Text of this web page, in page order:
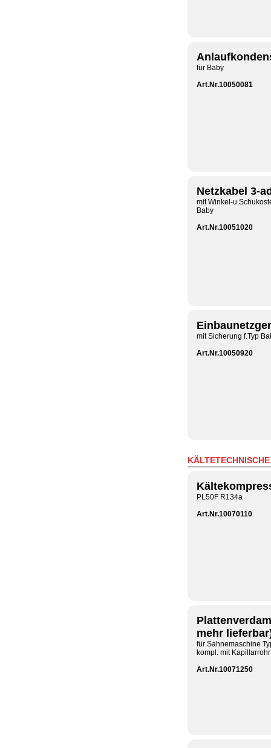
für Baby
Art.Nr.10050081
Netzkabel 3-
mit Winkel-
Baby
Art.Nr.10051020
mit Sicherung f.Typ
Art.Nr.10050920
PL50F R134a
Art.Nr.10070110
mehr
für Sahnemaschine
kompl. mit Kapillarrohr
Art.Nr.10071250